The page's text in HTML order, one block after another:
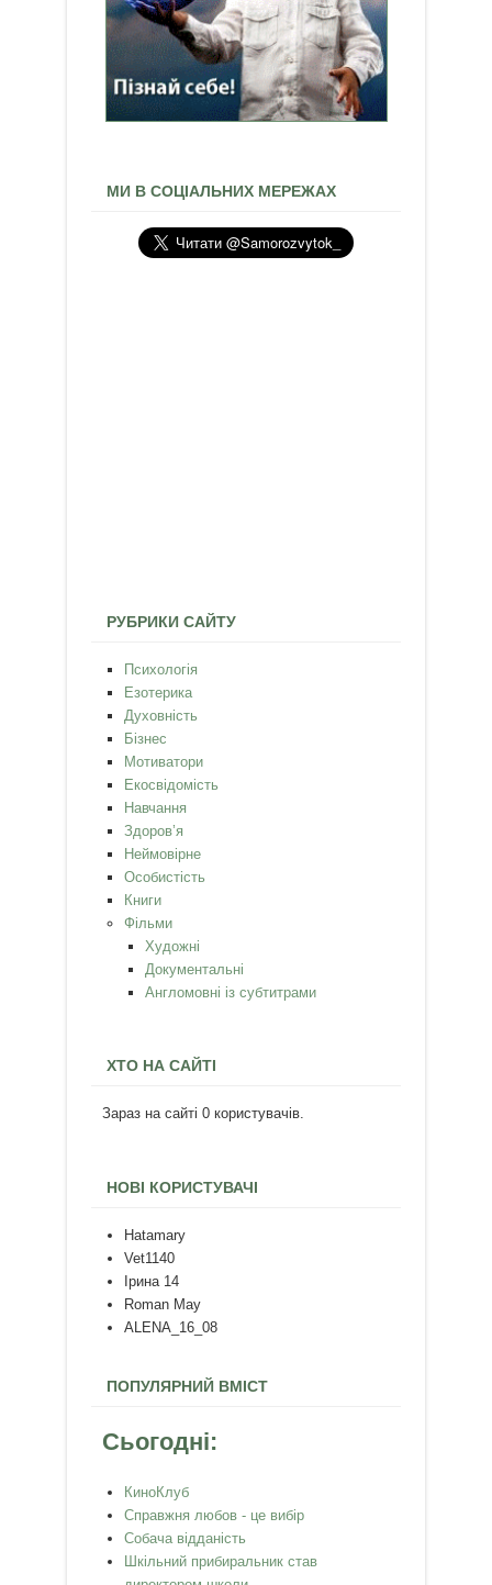
МИ В СОЦІАЛЬНИХ МЕРЕЖАХ
РУБРИКИ САЙТУ
Психологія
Езотерика
Духовність
Бізнес
Мотиватори
Екосвідомість
Навчання
Здоров’я
Неймовірне
Особистість
Книги
Фільми
Художні
Документальні
Англомовні із субтитрами
ХТО НА САЙТІ
Зараз на сайті 0 користувачів.
НОВІ КОРИСТУВАЧІ
Hatamary
Vet1140
Ірина 14
Roman May
ALENA_16_08
ПОПУЛЯРНИЙ ВМІСТ
Сьогодні:
КиноКлуб
Справжня любов - це вибір
Собача відданість
Шкільний прибиральник став